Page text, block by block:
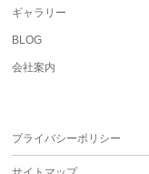
ギャラリー
BLOG
会社案内
プライバシーポリシー